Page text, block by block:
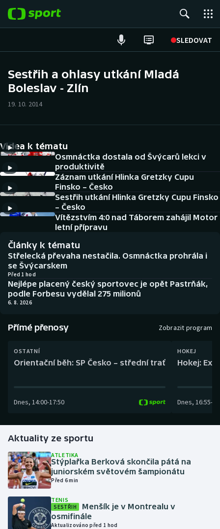
SLEDOVAT
Hokej
Cyklistika
DALŠÍ SPORTY
Americký fotbal
Baseball a softbal
Basketbal
Biatlon
Boby a skeleton
Box
Curling
Golf
Gymnastika
Házená
Jezdectví
NEPŘEHLÉDNĚTE
Historické návraty
Aplikace ČT sport
AZ kvíz
Sestřih a ohlasy utkání Mladá
Boleslav - Zlín
19. 10. 2014
Videa k tématu
Osmnáctka dostala od Švýcarů lekci v
produktivitě
Záznam utkání Hlinka Gretzky Cupu
Finsko – Česko
Sestřih utkání Hlinka Gretzky Cupu Finsko
– Česko
Vítězstvím 4:0 nad Táborem zahájil Motor
letní přípravu
Články k tématu
Střelecká převaha nestačila. Osmnáctka prohrála i
se Švýcarskem
Před 1 hod
Nejlépe placený český sportovec je opět Pastrňák,
podle Forbesu vydělal 275 milionů
6. 8. 2026
Přímé přenosy Zobrazit program
OSTATNÍ
Orientační běh: SP Česko – střední trať
Dnes, 14:00-17:50
HOKEJ
Hokej:
Dnes, 16:55-
Aktuality ze sportu
ATLETIKA
Stýplařka Berková skončila pátá na
juniorském světovém šampionátu
Před 6 min
TENIS
SESTŘIH
Menšík je v Montrealu v
osmifinále
Aktualizováno před 1 hod